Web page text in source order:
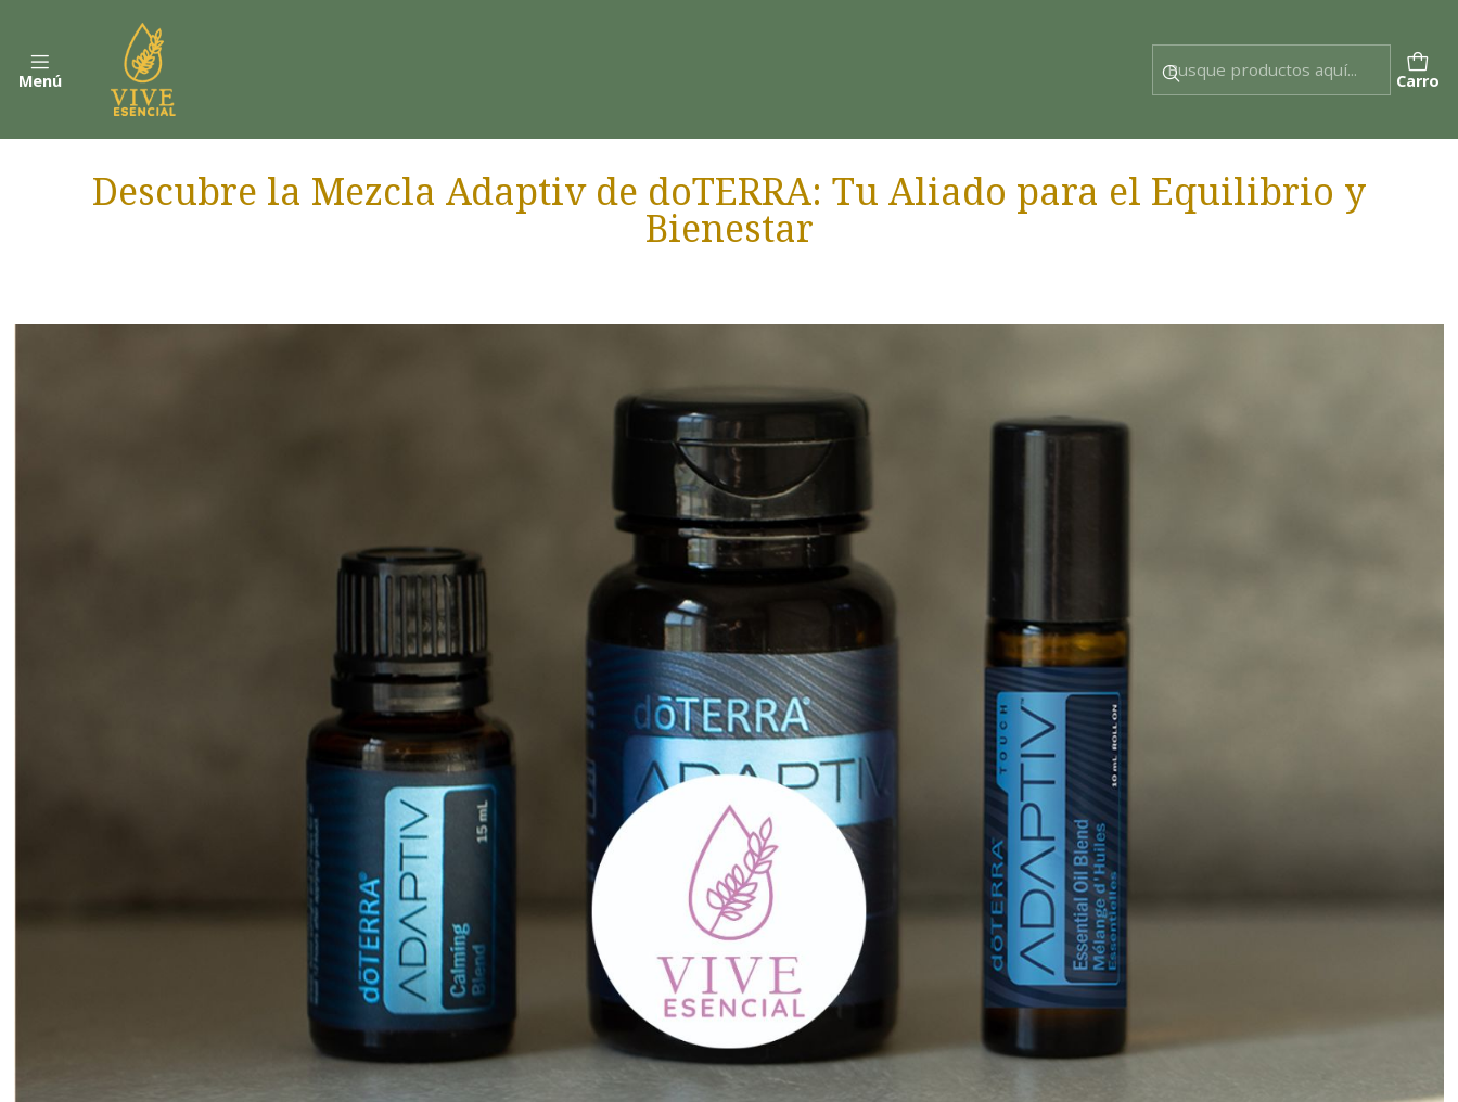
Menú Carro
Descubre la Mezcla Adaptiv de doTERRA: Tu Aliado para el Equilibrio y
Bienestar